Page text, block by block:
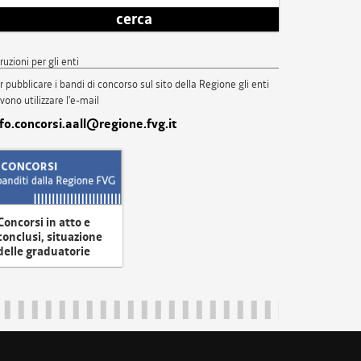
cerca
per gli enti
pubblicare i bandi di concorso sul sito della Regione gli enti
utilizzare l'e-mail
in atto e
situazione
graduatorie